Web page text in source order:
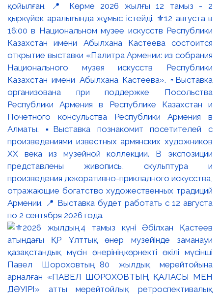
қойылған. 📍 Көрме 2026 жылғы 12 тамыз - 2
қыркүйек аралығында жұмыс істейді. ⚜️12 августа в
16:00 в Национальном музее искусств Республики
Казахстан имени Абылхана Кастеева состоится
открытие выставки «Палитра Армении: из собрания
Национального музея искусств Республики
Казахстан имени Абылхана Кастеева». ▫️Выставка
организована при поддержке Посольства
Республики Армения в Республике Казахстан и
Почётного консульства Республики Армения в
Алматы. ▪️Выставка познакомит посетителей с
произведениями известных армянских художников
XX века из музейной коллекции. В экспозиции
представлены живопись, скульптура и
произведения декоративно-прикладного искусства,
отражающие богатство художественных традиций
Армении. 📍 Выставка будет работать с 12 августа
по 2 сентября 2026 года.